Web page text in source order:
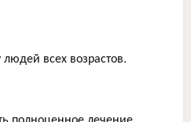
всех возрастов.
полноценное лечение.